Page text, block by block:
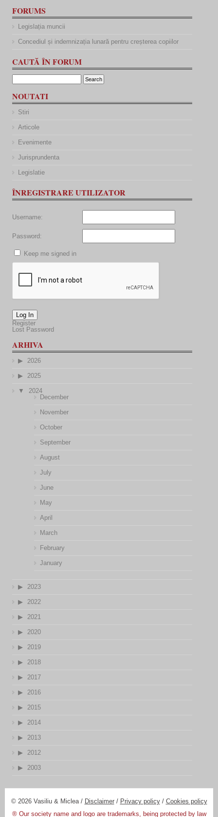
FORUMS
Legislația muncii
Concediul și indemnizația lunară pentru creșterea copiilor
CAUTĂ ÎN FORUM
NOUTATI
Stiri
Articole
Evenimente
Jurisprundenta
Legislatie
ÎNREGISTRARE UTILIZATOR
Username:
Password:
Keep me signed in
Log In
Register
Lost Password
ARHIVA
2026
2025
2024
December
November
October
September
August
July
June
May
April
March
February
January
2023
2022
2021
2020
2019
2018
2017
2016
2015
2014
2013
2012
2003
© 2026 Vasiliu & Miclea / Disclaimer/ Privacy policy/ Cookies policy
® Our society name and logo are trademarks, being protected by law